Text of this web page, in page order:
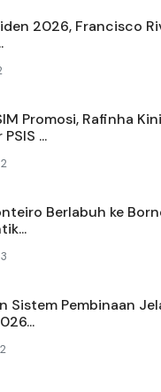
2026, Francisco
Promosi, Rafinha Kini
...
2
Berlabuh ke
3
Sistem Pembinaan
2